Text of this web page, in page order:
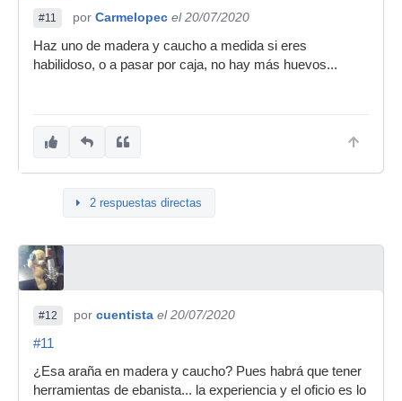
#11 por Carmelopec el 20/07/2020
Haz uno de madera y caucho a medida si eres
habilidoso, o a pasar por caja, no hay más huevos...
2 respuestas directas
#12 por cuentista el 20/07/2020
#11
¿Esa araña en madera y caucho? Pues habrá que tener
herramientas de ebanista... la experiencia y el oficio es lo